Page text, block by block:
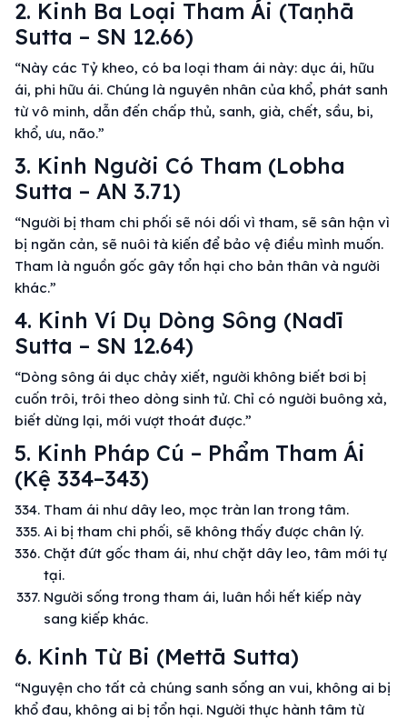
2. Kinh Ba Loại Tham Ái (Taṇhā
Sutta – SN 12.66)
“Này các Tỷ kheo, có ba loại tham ái này: dục ái, hữu
ái, phi hữu ái. Chúng là nguyên nhân của khổ, phát sanh
từ vô minh, dẫn đến chấp thủ, sanh, già, chết, sầu, bi,
khổ, ưu, não.”
3. Kinh Người Có Tham (Lobha
Sutta – AN 3.71)
“Người bị tham chi phối sẽ nói dối vì tham, sẽ sân hận vì
bị ngăn cản, sẽ nuôi tà kiến để bảo vệ điều mình muốn.
Tham là nguồn gốc gây tổn hại cho bản thân và người
khác.”
4. Kinh Ví Dụ Dòng Sông (Nadī
Sutta – SN 12.64)
“Dòng sông ái dục chảy xiết, người không biết bơi bị
cuốn trôi, trôi theo dòng sinh tử. Chỉ có người buông xả,
biết dừng lại, mới vượt thoát được.”
5. Kinh Pháp Cú – Phẩm Tham Ái
(Kệ 334–343)
Tham ái như dây leo, mọc tràn lan trong tâm.
Ai bị tham chi phối, sẽ không thấy được chân lý.
Chặt đứt gốc tham ái, như chặt dây leo, tâm mới tự
tại.
Người sống trong tham ái, luân hồi hết kiếp này
sang kiếp khác.
6. Kinh Từ Bi (Mettā Sutta)
“Nguyện cho tất cả chúng sanh sống an vui, không ai bị
khổ đau, không ai bị tổn hại. Người thực hành tâm từ